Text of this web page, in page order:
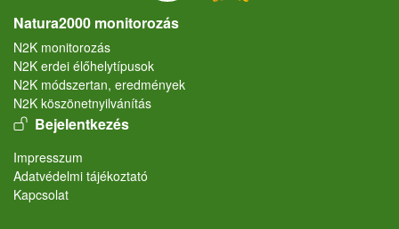
Natura2000 monitorozás
N2K monitorozás
N2K erdei élőhelytípusok
N2K módszertan, eredmények
N2K köszönetnyilvánítás
User account menu
Bejelentkezés
Lábléc
Impresszum
Adatvédelmi tájékoztató
Kapcsolat